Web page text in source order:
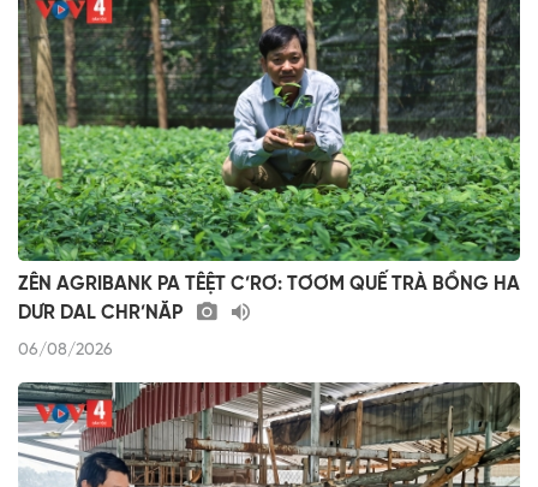
ZÊN AGRIBANK PA TÊỆT C’RƠ: TƠƠM QUẾ TRÀ BỒNG HA
DƯR DAL CHR’NĂP
06/08/2026